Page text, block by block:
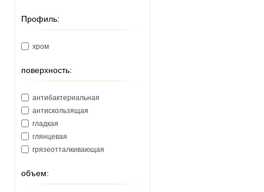
Профиль:
хром
поверхность:
антибактериальная
антискользящая
гладкая
глянцевая
грязеотталкивающая
объем: